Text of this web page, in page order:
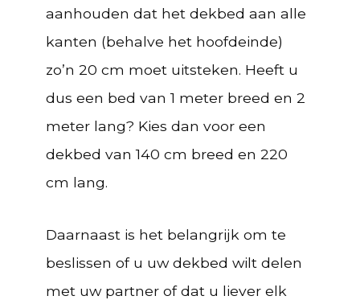
aanhouden dat het dekbed aan alle
kanten (behalve het hoofdeinde)
zo’n 20 cm moet uitsteken. Heeft u
dus een bed van 1 meter breed en 2
meter lang? Kies dan voor een
dekbed van 140 cm breed en 220
cm lang.
Daarnaast is het belangrijk om te
beslissen of u uw dekbed wilt delen
met uw partner of dat u liever elk